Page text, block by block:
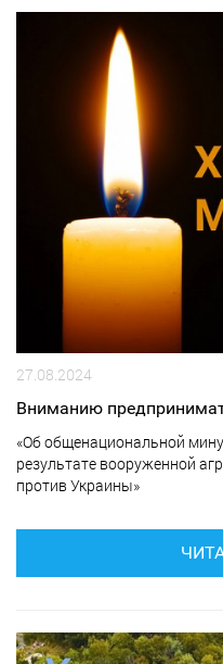
27.08.2024
Вниманию
«Об общенациональной
результате вооруженной
против Украины»